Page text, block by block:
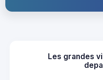
Les grandes